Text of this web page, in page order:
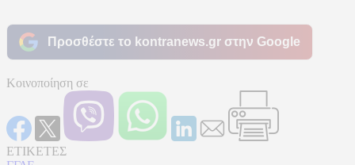
Προσθέστε το kontranews.gr στην Google
Κοινοποίηση σε
ΕΤΙΚΕΤΕΣ